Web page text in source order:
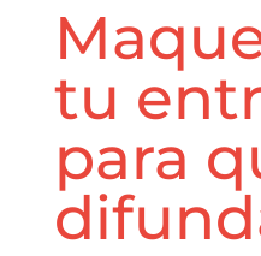
tu
para